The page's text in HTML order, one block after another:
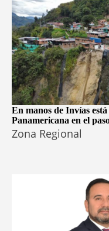
En manos de Invías
Panamericana en el
Zona Regional